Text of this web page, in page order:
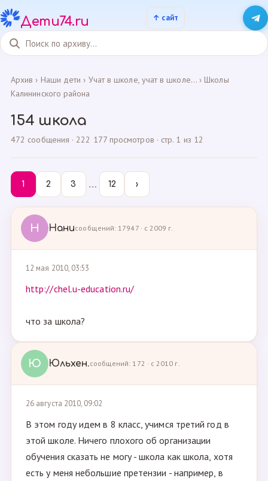
Дети74.ru
Архив › Наши дети › Учат в школе, учат в школе...› Школы
Калининского района
154 школа
472 сообщения · 222 177 просмотров · стр. 1 из 12
1 2 3 … 12 ›
Н Нанисообщений: 17947 · с 2009 г.
12 мая 2010, 03:53
http://chel.u-education.ru/
что за школа?
Ю Юльхен.сообщений: 172 · с 2010 г.
26 августа 2010, 09:02
В этом году идем в 8 класс, учимся третий год в
этой школе. Ничего плохого об организации
обучения сказать не могу - школа как школа, хотя
есть у меня небольшие претензии - например, в